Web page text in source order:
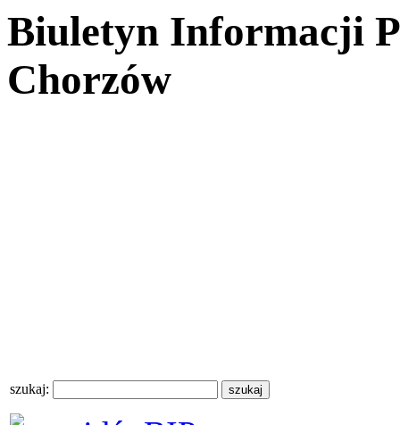
Biuletyn Informacji
Chorzów
szukaj: